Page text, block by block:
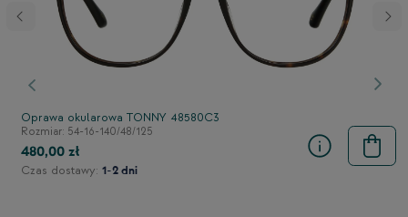
Poprzedni
Oprawa okularowa TONNY 48580C3
Rozmiar: 54-16-140/48/125
480,00 zł
Czas dostawy: 1-2 dni